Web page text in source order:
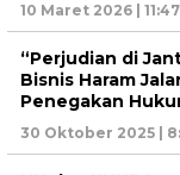
10 Maret 2026 |
“Perjudian di
Bisnis Haram
Penegakan
30 Oktober 2025 |